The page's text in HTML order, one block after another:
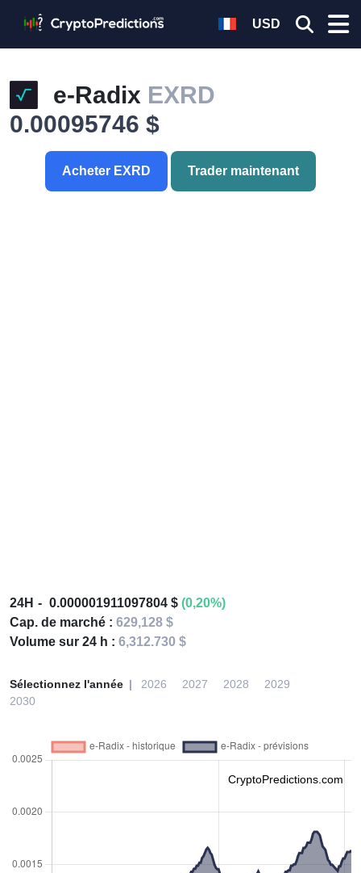
USD
e-Radix EXRD
0.00095746 $
Acheter EXRD Trader maintenant
24H 0.000001911097804 $ (0,20%)
Cap. de marché : 629,128 $
Volume sur 24 h : 6,312.730 $
Sélectionnez l'année 2026 2027 2028
2029
2030
CryptoPredictions.com